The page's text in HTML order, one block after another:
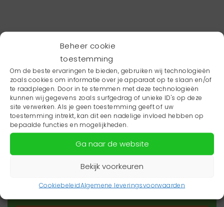
Beheer cookie
toestemming
Om de beste ervaringen te bieden, gebruiken wij technologieën
zoals cookies om informatie over je apparaat op te slaan en/of
te raadplegen. Door in te stemmen met deze technologieën
kunnen wij gegevens zoals surfgedrag of unieke ID's op deze
site verwerken. Als je geen toestemming geeft of uw
toestemming intrekt, kan dit een nadelige invloed hebben op
bepaalde functies en mogelijkheden.
Ga naar de website
Bekijk voorkeuren
CookiebeleidAlgemene leveringsvoorwaarden
Wil je niets missen?
Wil je op de hoogte blijven van het laatste
zorgnieuws in jouw regio? Schrijf je dan in voor
onze nieuwsbrief.